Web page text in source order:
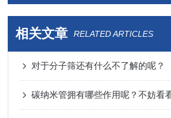
相关文章 RELATED ARTICLES
对于分子筛还有什么不了解的呢？
碳纳米管拥有哪些作用呢？不妨看